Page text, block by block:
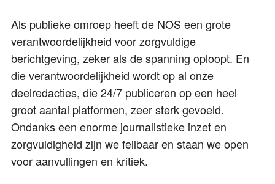
Als publieke omroep heeft de NOS een grote
verantwoordelijkheid voor zorgvuldige
berichtgeving, zeker als de spanning oploopt. En
die verantwoordelijkheid wordt op al onze
deelredacties, die 24/7 publiceren op een heel
groot aantal platformen, zeer sterk gevoeld.
Ondanks een enorme journalistieke inzet en
zorgvuldigheid zijn we feilbaar en staan we open
voor aanvullingen en kritiek.